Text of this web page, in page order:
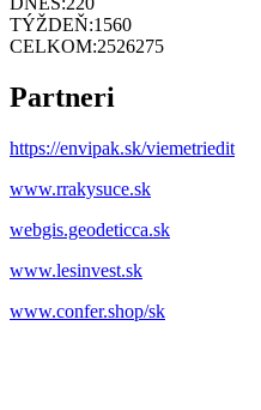
TÝŽDEŇ:1560
CELKOM:2526275
Partneri
https://envipak.sk/viemetriedit
www.rrakysuce.sk
webgis.geodeticca.sk
www.lesinvest.sk
www.confer.shop/sk